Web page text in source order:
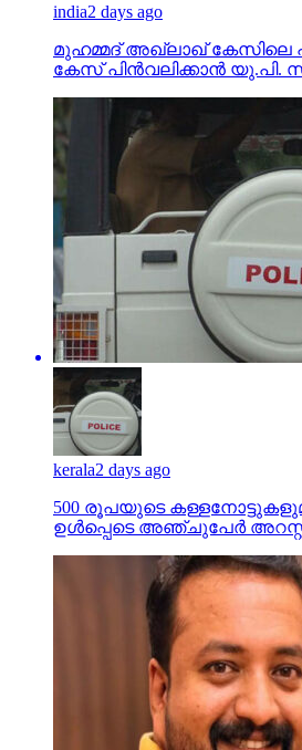
india2 days ago
മുഹമ്മദ് അഖ്‌ലാഖ് കേസിലെ
കേസ് പിന്‍വലിക്കാന്‍ യു.പി.
kerala2 days ago
500 രൂപയുടെ
ഉള്‍പ്പെടെ അഞ്ചുപേര്‍